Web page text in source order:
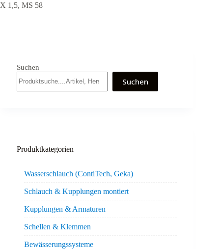
X 1,5, MS 58
Suchen
Suchen
Produktkategorien
Wasserschlauch (ContiTech, Geka)
Schlauch & Kupplungen montiert
Kupplungen & Armaturen
Schellen & Klemmen
Bewässerungssysteme